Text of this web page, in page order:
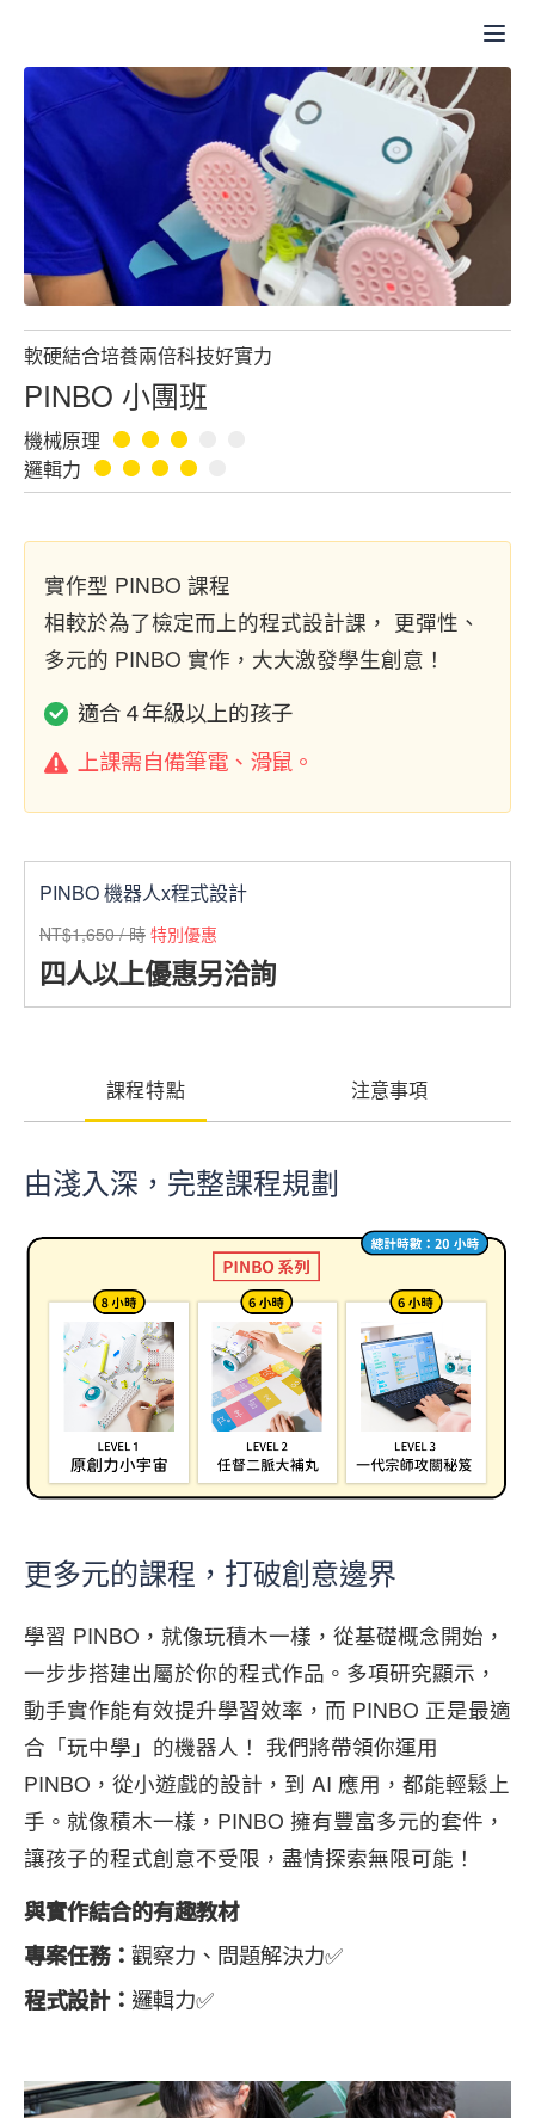
軟硬結合培養兩倍科技好實力
PINBO 小團班
機械原理
邏輯力
實作型 PINBO 課程
相較於為了檢定而上的程式設計課， 更彈性、
多元的 PINBO 實作，大大激發學生創意！
適合 4 年級以上的孩子
上課需自備筆電、滑鼠。
PINBO 機器人x程式設計
NT$1,650 / 時 特別優惠
四人以上優惠另洽詢
課程特點 注意事項
由淺入深，完整課程規劃
更多元的課程，打破創意邊界
學習 PINBO，就像玩積木一樣，從基礎概念開始，
一步步搭建出屬於你的程式作品。多項研究顯示，
動手實作能有效提升學習效率，而 PINBO 正是最適
合「玩中學」的機器人！ 我們將帶領你運用
PINBO，從小遊戲的設計，到 AI 應用，都能輕鬆上
手。就像積木一樣，PINBO 擁有豐富多元的套件，
讓孩子的程式創意不受限，盡情探索無限可能！
與實作結合的有趣教材
專案任務： 觀察力、問題解決力✅
程式設計： 邏輯力✅